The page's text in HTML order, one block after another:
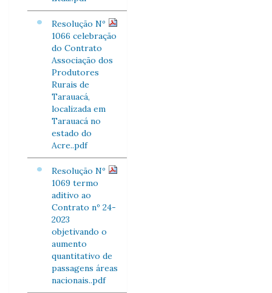
Resolução Nº
1066 celebração
do Contrato
Associação dos
Produtores
Rurais de
Tarauacá,
localizada em
Tarauacá no
estado do
Acre..pdf
Resolução Nº
1069 termo
aditivo ao
Contrato nº 24-
2023
objetivando o
aumento
quantitativo de
passagens áreas
nacionais..pdf